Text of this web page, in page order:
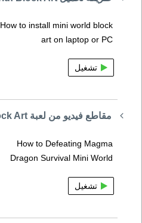
How to install mini world block
art on laptop or PC
تشغيل
مقاطع فيديو من لعبة Mini World: Block Art
How to Defeating Magma
Dragon Survival Mini World
تشغيل